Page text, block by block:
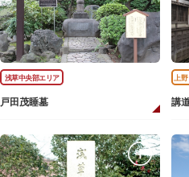
浅草中央部エリア
戸田茂睡墓
上野
講